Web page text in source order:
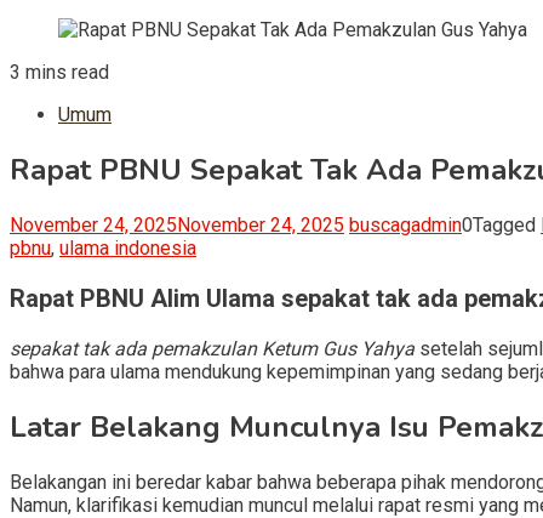
3 mins read
Umum
Rapat PBNU Sepakat Tak Ada
November 24, 2025November 24, 2025 buscagadmin0Tagged
pbnu, ulama indonesia
Rapat PBNU Alim Ulama sepakat tak ada
sepakat tak ada pemakzulan Ketum Gus Yahya setelah
bahwa para ulama mendukung kepemimpinan yang sedang
Latar Belakang Munculnya Isu
Belakangan ini beredar kabar bahwa beberapa pihak
Namun, klarifikasi kemudian muncul melalui rapat resmi yang